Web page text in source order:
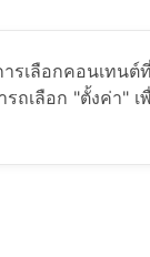
นแพลตฟอร์มออนไ
ารเลือกคอนเท
ถเลือก "ตั้งค่า"